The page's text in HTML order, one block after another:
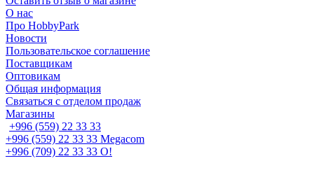
О нас
Про HobbyPark
Новости
Пользовательское соглашение
Поставщикам
Оптовикам
Общая информация
Связаться с отделом продаж
Магазины
+996 (559) 22 33 33
+996 (559) 22 33 33 Megacom
+996 (709) 22 33 33 O!